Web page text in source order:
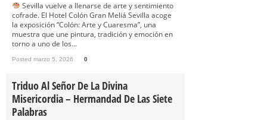
Sevilla vuelve a llenarse de arte y sentimiento
cofrade. El Hotel Colón Gran Meliá Sevilla acoge
la exposición “Colón: Arte y Cuaresma”, una
muestra que une pintura, tradición y emoción en
torno a uno de los...
Posted marzo 5, 2026 0
Triduo Al Señor De La Divina
Misericordia – Hermandad De Las Siete
Palabras